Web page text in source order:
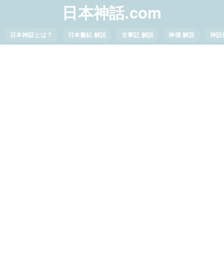
日本神話.com
日本神話とは？ 日本書紀 解説 古事記 解説 神様 解説 神話